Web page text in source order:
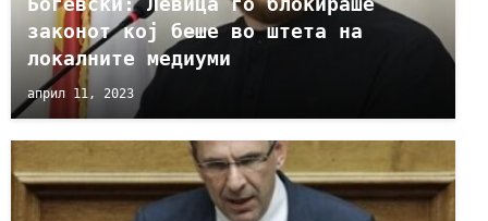
законот кој беше во штета на
локалните медиуми
април 11, 2023